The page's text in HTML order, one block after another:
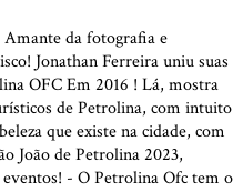
da fotografia e
Jonathan Ferreira uniu suas
OFC Em 2016 ! Lá, mostra
de Petrolina, com intuito
que existe na cidade, com
João de Petrolina 2023,
- O Petrolina Ofc tem o